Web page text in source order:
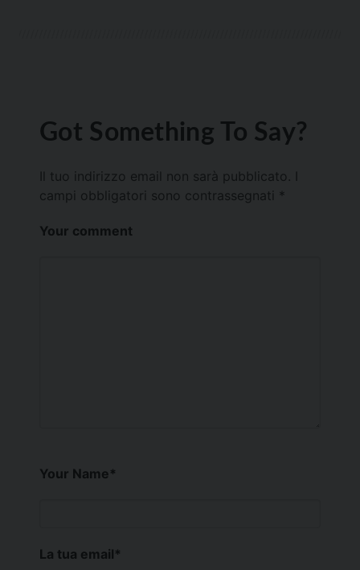
Got Something To Say?
Il tuo indirizzo email non sarà pubblicato.
campi obbligatori sono contrassegnati *
Your comment
Your Name*
La tua email*